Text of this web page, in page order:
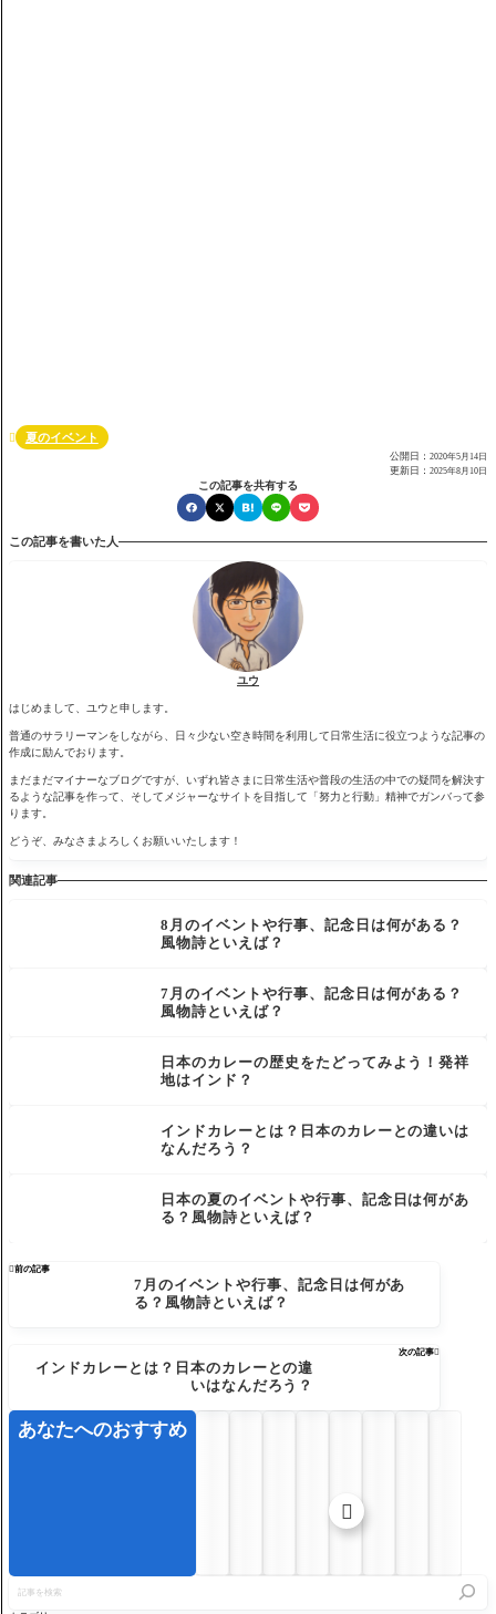
 夏のイベント
公開日： 2020年5月14日
更新日： 2025年8月10日
この記事を共有する
この記事を書いた人
ユウ
はじめまして、ユウと申します。
普通のサラリーマンをしながら、日々少ない空き時間を利用して日常生活に役立つような記事の
作成に励んでおります。
まだまだマイナーなブログですが、いずれ皆さまに日常生活や普段の生活の中での疑問を解決す
るような記事を作って、そしてメジャーなサイトを目指して「努力と行動」精神でガンバって参
ります。
どうぞ、みなさまよろしくお願いいたします！
関連記事
8月のイベントや行事、記念日は何がある？
風物詩といえば？
7月のイベントや行事、記念日は何がある？
風物詩といえば？
日本のカレーの歴史をたどってみよう！発祥
地はインド？
インドカレーとは？日本のカレーとの違いは
なんだろう？
日本の夏のイベントや行事、記念日は何があ
る？風物詩といえば？
前の記事
7月のイベントや行事、記念日は何があ
る？風物詩といえば？
次の記事
インドカレーとは？日本のカレーとの違
いはなんだろう？
を
あなたへのおすすめ
